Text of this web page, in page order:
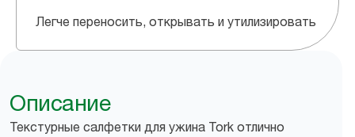
Легче переносить, открывать и утилизировать
Описание
Текстурные салфетки для ужина Tork отлично